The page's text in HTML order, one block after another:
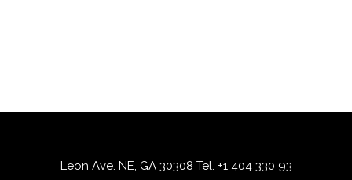
Leon Ave. NE, GA 30308 Tel. +1 404 330 93